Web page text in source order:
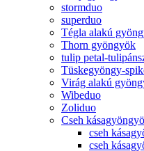
stormduo
superduo
Tégla alakú
Thorn gyöngyök
tulip petal-
Tüskegyöngy-
Virág alakú
Wibeduo
Zoliduo
Cseh
cseh
cseh